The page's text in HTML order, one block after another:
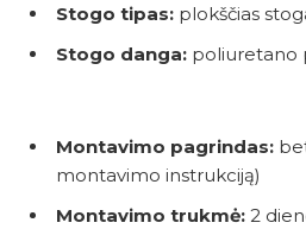
Stogo tipas: plokščias
Stogo danga: poliuretano
Montavimo pagrindas:
montavimo instrukciją)
Montavimo trukmė: 2